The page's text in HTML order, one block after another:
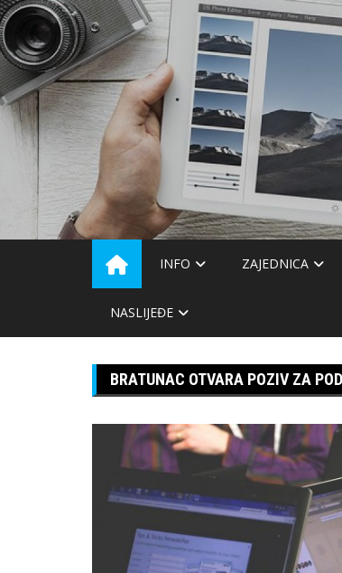
Skip
to
content
INFO ZAJEDNICA
NASLIJEĐE
BRATUNAC OTVARA POZIV ZA